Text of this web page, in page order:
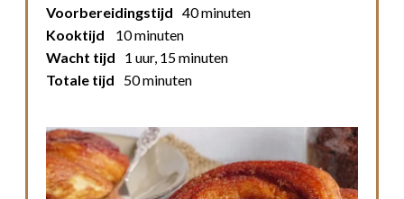
Voorbereidingstijd 40 minuten
Kooktijd
10 minuten
Wacht tijd
1 uur, 15 minuten
Totale tijd
50 minuten